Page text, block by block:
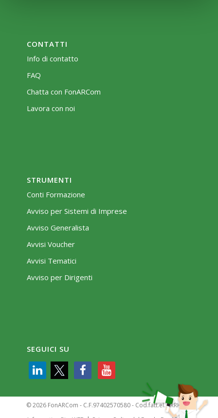
CONTATTI
Info di contatto
FAQ
Chatta con FonARCom
Lavora con noi
STRUMENTI
Conti Formazione
Avviso per Sistemi di Imprese
Avviso Generalista
Avvisi Voucher
Avvisi Tematici
Avviso per Dirigenti
SEGUICI SU
© 2026 FonARCom - C.F.97402570580 - Cod.fatt.el. KRRH6B9